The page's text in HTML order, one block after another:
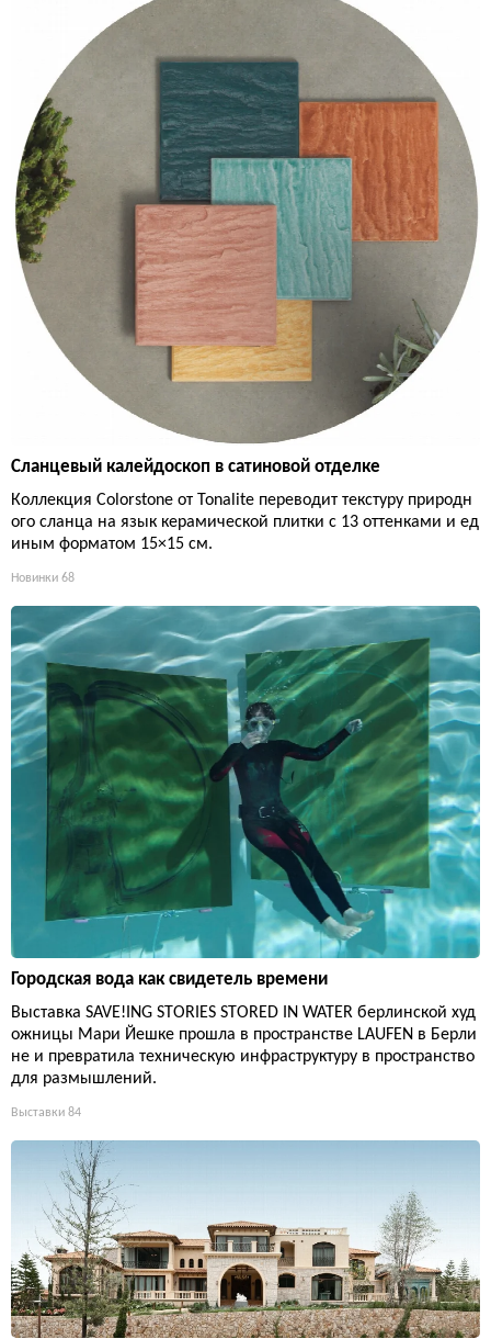
Сланцевый калейдоскоп в сатиновой отделке
Коллекция Colorstone от Tonalite переводит текстуру природн
ого сланца на язык керамической плитки с 13 оттенками и ед
иным форматом 15×15 см.
Новинки 68
Городская вода как свидетель времени
Выставка SAVE!ING STORIES STORED IN WATER берлинской худ
ожницы Мари Йешке прошла в пространстве LAUFEN в Берли
не и превратила техническую инфраструктуру в пространство
для размышлений.
Выставки 84